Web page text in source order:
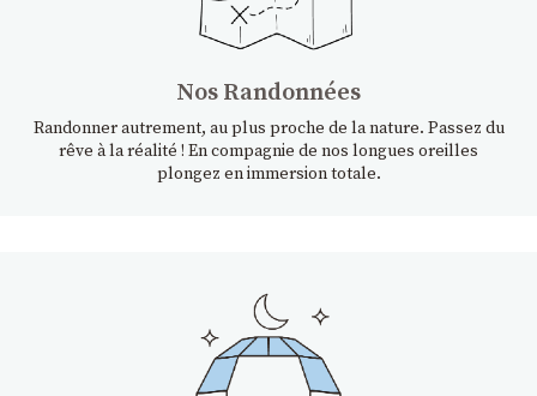
Nos Randonnées
Randonner autrement, au plus proche de la nature. Passez du
rêve à la réalité ! En compagnie de nos longues oreilles
plongez en immersion totale.